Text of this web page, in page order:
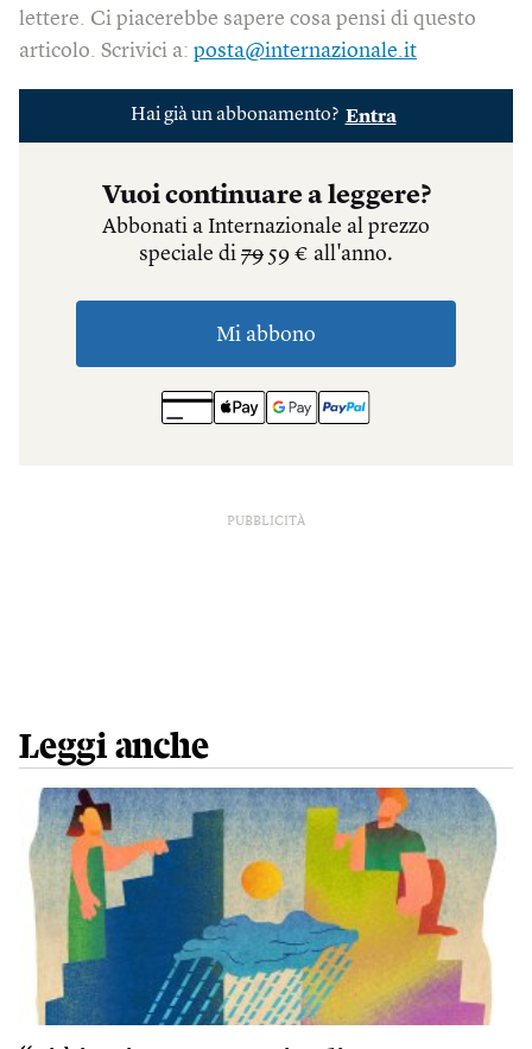
lettere. Ci piacerebbe sapere cosa pensi di questo
articolo. Scrivici a: posta@internazionale.it
PUBBLICITÀ
Leggi anche